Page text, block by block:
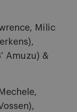
Milic
Amuzu) &